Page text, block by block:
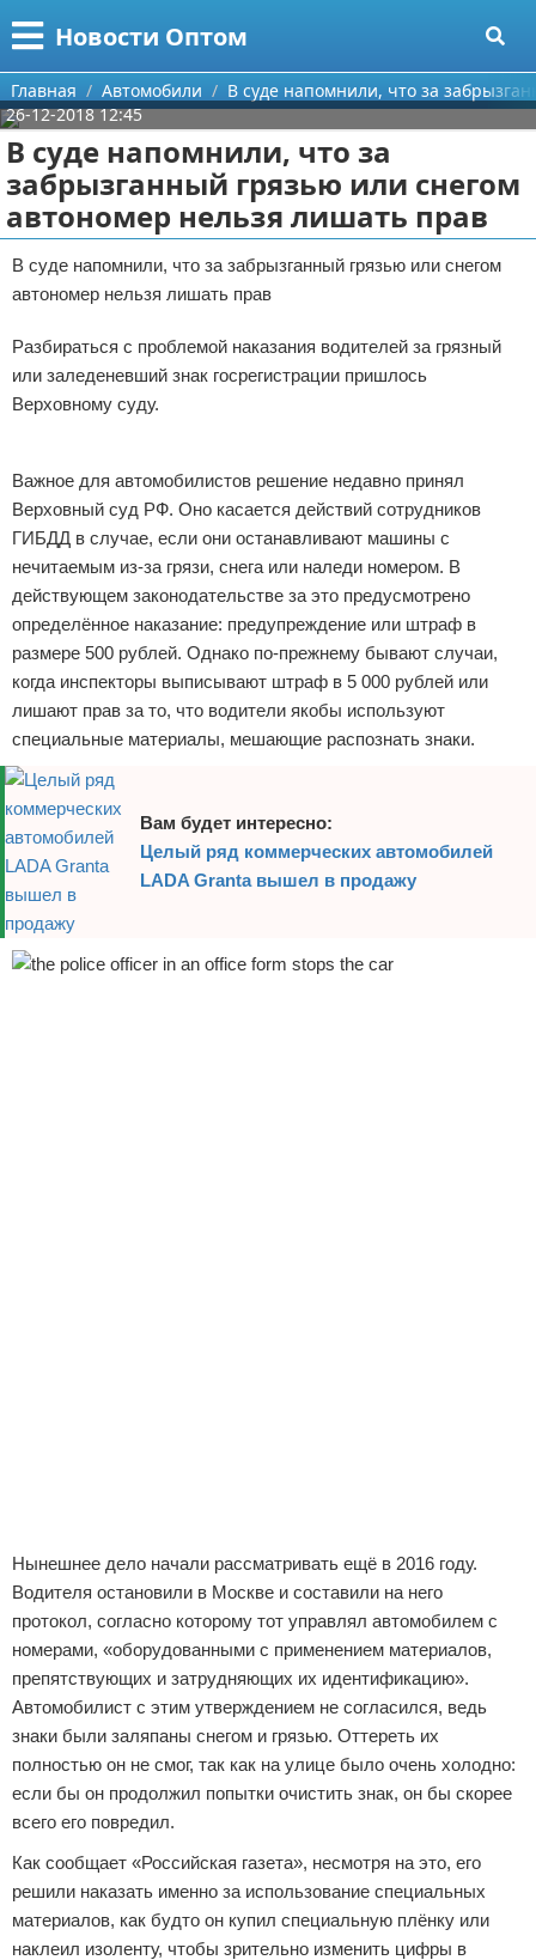
Новости Оптом
Меню
Главная
Категории
Информационные технологии
Автомобили
Знаменитости
Политика
Природа
Культура
Экономика
Разное
Поиск
О проекте
Контакты
Сотрудничество
Размещение рекламы
Условия предоставления информации
Отказ от ответственности
Главная Автомобили
В суде напомнили, что за
26-12-2018 12:45
В суде напомнили, что за
забрызганный грязью или снегом
автономер нельзя лишать прав
В суде напомнили, что за забрызганный грязью или снегом
автономер нельзя лишать прав
Разбираться с проблемой наказания водителей за грязный
или заледеневший знак госрегистрации пришлось
Верховному суду.
Важное для автомобилистов решение недавно принял
Верховный суд РФ. Оно касается действий сотрудников
ГИБДД в случае, если они останавливают машины с
нечитаемым из-за грязи, снега или наледи номером. В
действующем законодательстве за это предусмотрено
определённое наказание: предупреждение или штраф в
размере 500 рублей. Однако по-прежнему бывают случаи,
когда инспекторы выписывают штраф в 5 000 рублей или
лишают прав за то, что водители якобы используют
специальные материалы, мешающие распознать знаки.
Вам будет интересно:
Целый ряд коммерческих автомобилей
LADA Granta вышел в продажу
Нынешнее дело начали рассматривать ещё в 2016 году.
Водителя остановили в Москве и составили на него
протокол, согласно которому тот управлял автомобилем с
номерами, «оборудованными с применением материалов,
препятствующих и затрудняющих их идентификацию».
Автомобилист с этим утверждением не согласился, ведь
знаки были заляпаны снегом и грязью. Оттереть их
полностью он не смог, так как на улице было очень холодно:
если бы он продолжил попытки очистить знак, он бы скорее
всего его повредил.
Как сообщает «Российская газета», несмотря на это, его
решили наказать именно за использование специальных
материалов, как будто он купил специальную плёнку или
наклеил изоленту, чтобы зрительно изменить цифры в